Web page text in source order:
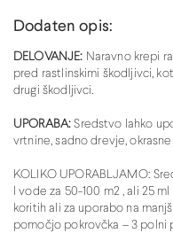
Dodaten opis:
DELOVANJE: Naravno krepi
pred rastlinskimi škodljivci,
drugi škodljivci.
UPORABA: Sredstvo lahko
vrtnine, sadno drevje,
KOLIKO UPORABLJAMO:
l vode za 50-100 m2 , ali 25
koritih ali za uporabo na
pomočjo pokrovčka – 3 polni